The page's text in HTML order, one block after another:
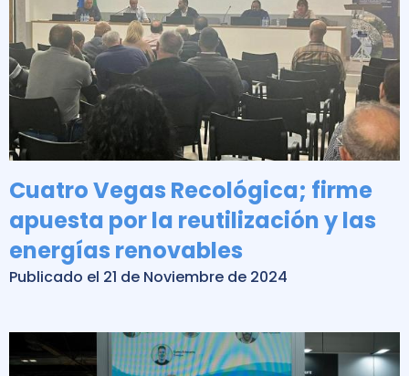
Cuatro Vegas Recológica; firme
apuesta por la reutilización y las
energías renovables
Publicado el 21 de Noviembre de 2024